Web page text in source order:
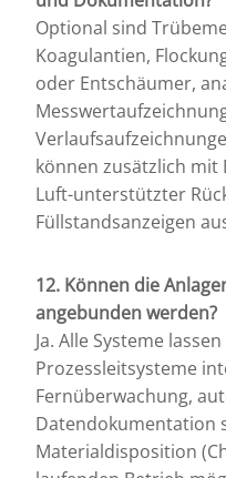
Optional sind
Koagulantien,
oder Entschäumer,
können zusätzlich
Luft-unterstützter
Füllstandsanzeigen
12. Können die
angebunden werden?
Ja. Alle Systeme
Prozessleitsysteme
Fernüberwachung,
Datendokumentation
Materialdisposition